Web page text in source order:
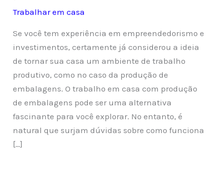
Trabalhar em casa
Se você tem experiência em empreendedorismo e
investimentos, certamente já considerou a ideia
de tornar sua casa um ambiente de trabalho
produtivo, como no caso da produção de
embalagens. O trabalho em casa com produção
de embalagens pode ser uma alternativa
fascinante para você explorar. No entanto, é
natural que surjam dúvidas sobre como funciona
[…]